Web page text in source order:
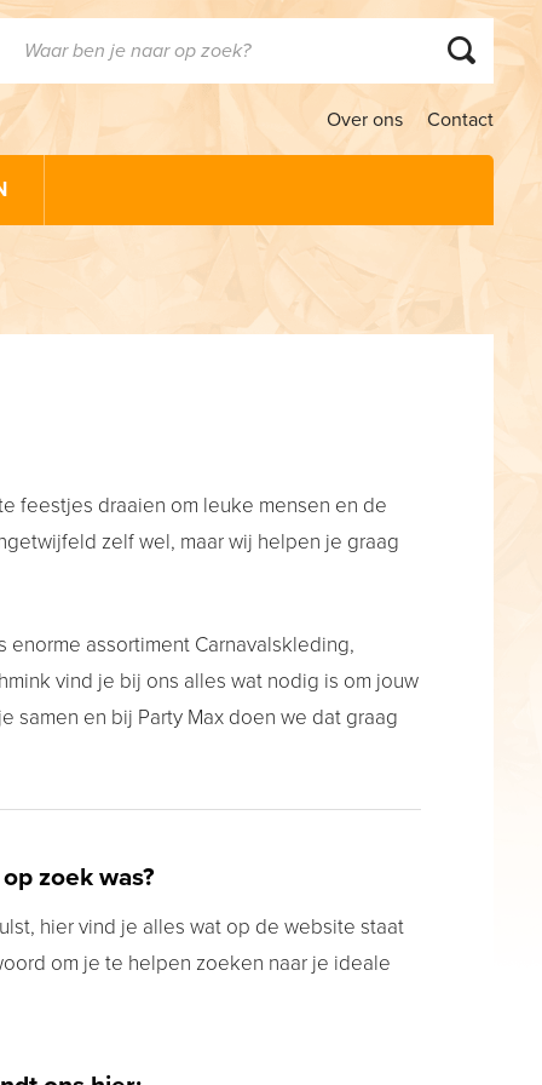
Over ons Contact
feestjes draaien om leuke mensen en de
zelf wel, maar wij helpen je graag
assortiment Carnavalskleding,
vind je bij ons alles wat nodig is om jouw
samen en bij Party Max doen we dat graag
zoek was?
hier vind je alles wat op de website staat
om je te helpen zoeken naar je ideale